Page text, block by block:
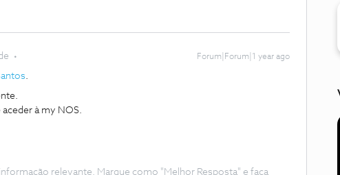
Forum|Forum|1 year ago
.
à my NOS.
relevante. Marque como "Melhor Resposta" e faça